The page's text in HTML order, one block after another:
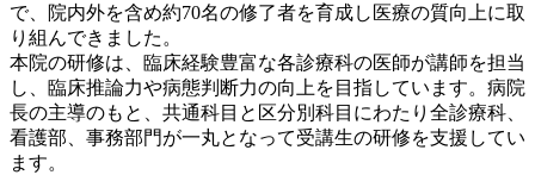
で、院内外を含め約70名の修了者を育成し医療の質向上に取
り組んできました。
本院の研修は、臨床経験豊富な各診療科の医師が講師を担当
し、臨床推論力や病態判断力の向上を目指しています。病院
長の主導のもと、共通科目と区分別科目にわたり全診療科、
看護部、事務部門が一丸となって受講生の研修を支援してい
ます。